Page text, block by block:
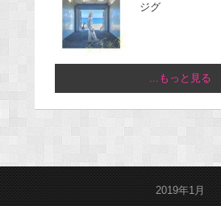
ジグ
...もっと見る
2019年1月